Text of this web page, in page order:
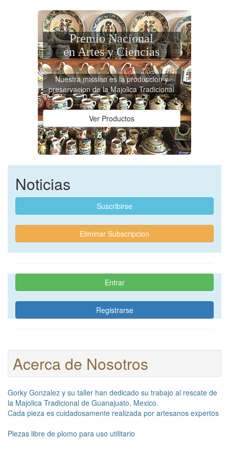
Premio Nacional
en Artes y Ciencias
Nuestra mission es la produccion y
preservacion de la Majolica Tradicional
Ver Productos
Noticias
Suscribirse
Eliminar Subscripcion
Entrar
Registrarse
Acerca de Nosotros
Gorky Gonzalez y su taller han dedicado su trabajo al rescate de
la Majolica Tradicional de Guanajuato, Mexico.
Cada pieza es cuidadosamente realizada por artesanos expertos
Piezas libre de plomo para uso utilitario